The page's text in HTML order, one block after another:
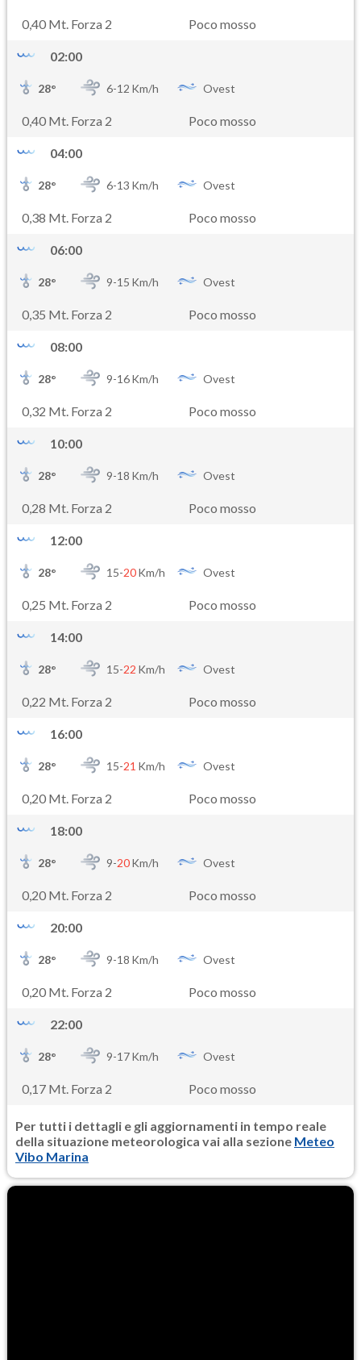
0,40 Mt. Forza 2 Poco mosso
02:00
28° 6-12 Km/h Ovest
0,40 Mt. Forza 2 Poco mosso
04:00
28° 6-13 Km/h Ovest
0,38 Mt. Forza 2 Poco mosso
06:00
28° 9-15 Km/h Ovest
0,35 Mt. Forza 2 Poco mosso
08:00
28° 9-16Km/h Ovest
0,32 Mt. Forza 2 Poco mosso
10:00
28° 9-18 Km/h Ovest
0,28 Mt. Forza 2 Poco mosso
12:00
28° 15-20Km/h Ovest
0,25 Mt. Forza 2 Poco mosso
14:00
28° 15-22 Km/h Ovest
0,22 Mt. Forza 2 Poco mosso
16:00
28° 15-21 Km/h Ovest
0,20 Mt. Forza 2 Poco mosso
18:00
28° 9-20Km/h Ovest
0,20 Mt. Forza 2 Poco mosso
20:00
28° 9-18 Km/h Ovest
0,20 Mt. Forza 2 Poco mosso
22:00
28° 9-17Km/h Ovest
0,17 Mt. Forza 2 Poco mosso
Per tutti i dettagli e gli aggiornamenti in tempo reale
della situazione meteorologica vai alla sezione Meteo
Vibo Marina